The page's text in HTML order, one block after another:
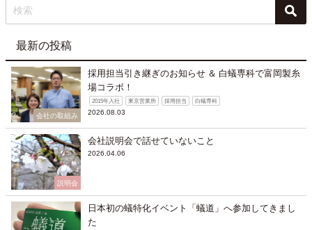
最新の投稿
会社の取組み
採用担当引き継ぎのお知らせ ＆ 白蟻専科で富岡製糸
場コラボ！
2015年入社 東京営業所 採用担当 白蟻専科
2026.08.03
説明会
会社説明会で話せていないこと
2026.04.06
日本初の蟻特化イベント「蟻道」へ参加してきまし
た